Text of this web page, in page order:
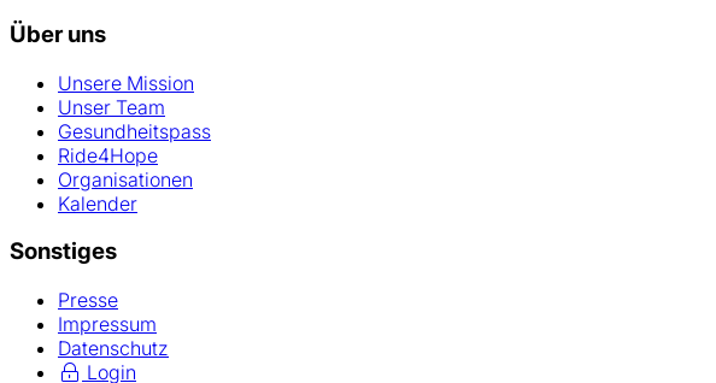
Über uns
Unsere Mission
Unser Team
Gesundheitspass
Ride4Hope
Organisationen
Kalender
Sonstiges
Presse
Impressum
Datenschutz
Login